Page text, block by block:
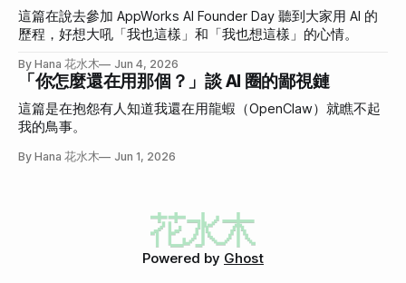
這篇在說去參加 AppWorks AI Founder Day 聽到大家用 AI 的
歷程，好想大吼「我也這樣」和「我也想這樣」的心情。
By Hana 花水木 Jun 4, 2026
「你怎麼還在用那個？」談 AI 圈的鄙視鏈
這篇是在抱怨有人知道我還在用龍蝦（OpenClaw）就瞧不起
我的鳥事。
By Hana 花水木 Jun 1, 2026
Powered by Ghost